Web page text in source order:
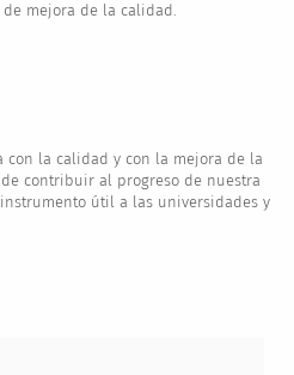
mejora de la calidad.
con la calidad y con la mejora de la
contribuir al progreso de nuestra
útil a las universidades y